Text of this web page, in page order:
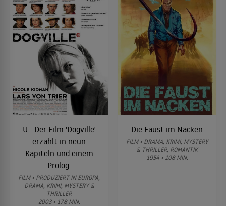
U - Der Film 'Dogville'
erzählt in neun
Kapiteln und einem
Prolog.
FILM • PRODUZIERT IN EUROPA,
DRAMA, KRIMI, MYSTERY &
THRILLER
2003 • 178 MIN.
Die Faust im Nacken
FILM • DRAMA, KRIMI, MYSTERY
& THRILLER, ROMANTIK
1954 • 108 MIN.